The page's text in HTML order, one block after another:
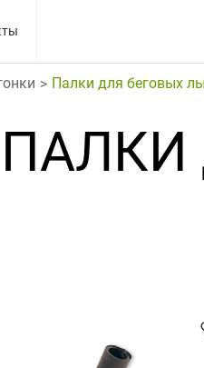
Палки для беговых